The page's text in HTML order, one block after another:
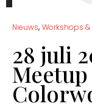
Nieuws, Workshops &
28 juli